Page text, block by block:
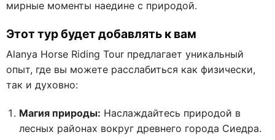
мирные моменты наедине с природой.
Этот тур будет добавлять к вам
Alanya Horse Riding Tour предлагает уникальный
опыт, где вы можете расслабиться как физически,
так и духовно:
Магия природы: Наслаждайтесь природой в
лесных районах вокруг древнего города Сиедра.